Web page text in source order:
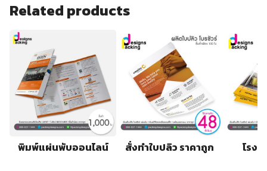
Related products
พิมพ์แผ่นพับออนไลน์ สั่งทำใบปลิว ราคาถูก
โรง